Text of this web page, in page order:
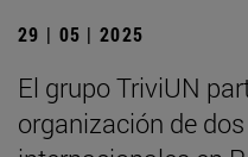
29 | 05 | 2025
El grupo TriviUN
organización de